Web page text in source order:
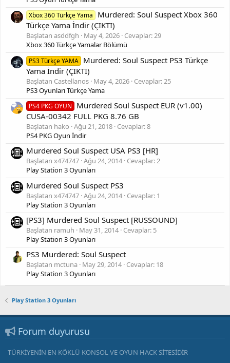
Xbox 360 Türkçe Yama
Murdered: Soul Suspect Xbox 360
Türkçe Yama İndir (ÇIKTI)
Başlatan asddfgh May 4, 2026 Cevaplar: 29
Xbox 360 Türkçe Yamalar Bölümü
PS3 Türkçe YAMA Murdered: Soul Suspect PS3 Türkçe
Yama İndir (ÇIKTI)
Başlatan Castellanos May 4, 2026 Cevaplar: 25
PS3 Oyunları Türkçe Yama
PS4 PKG OYUN
Murdered Soul Suspect EUR (v1.00)
CUSA-00342 FULL PKG 8.76 GB
Başlatan hako Ağu 21, 2018 Cevaplar: 8
PS4 PKG Oyun İndir
Murdered Soul Suspect USA PS3 [HR]
Başlatan x474747 Ağu 24, 2014 Cevaplar: 2
Play Station 3 Oyunları
Murdered Soul Suspect PS3
Başlatan x474747 Ağu 24, 2014 Cevaplar: 1
Play Station 3 Oyunları
[PS3] Murdered Soul Suspect [RUSSOUND]
Başlatan ramuh May 31, 2014 Cevaplar: 5
Play Station 3 Oyunları
PS3 Murdered: Soul Suspect
Başlatan mctuna May 29, 2014 Cevaplar: 18
Play Station 3 Oyunları
Play Station 3 Oyunları
Forum duyurusu
TÜRKİYENİN EN KÖKLÜ KONSOL VE OYUN HACK SİTESİDİR